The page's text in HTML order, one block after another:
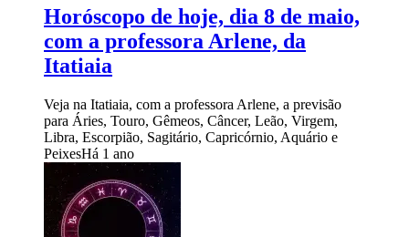
Horóscopo de hoje, dia 8 de maio,
com a professora Arlene, da
Itatiaia
Veja na Itatiaia, com a professora Arlene, a previsão
para Áries, Touro, Gêmeos, Câncer, Leão, Virgem,
Libra, Escorpião, Sagitário, Capricórnio, Aquário e
PeixesHá 1 ano